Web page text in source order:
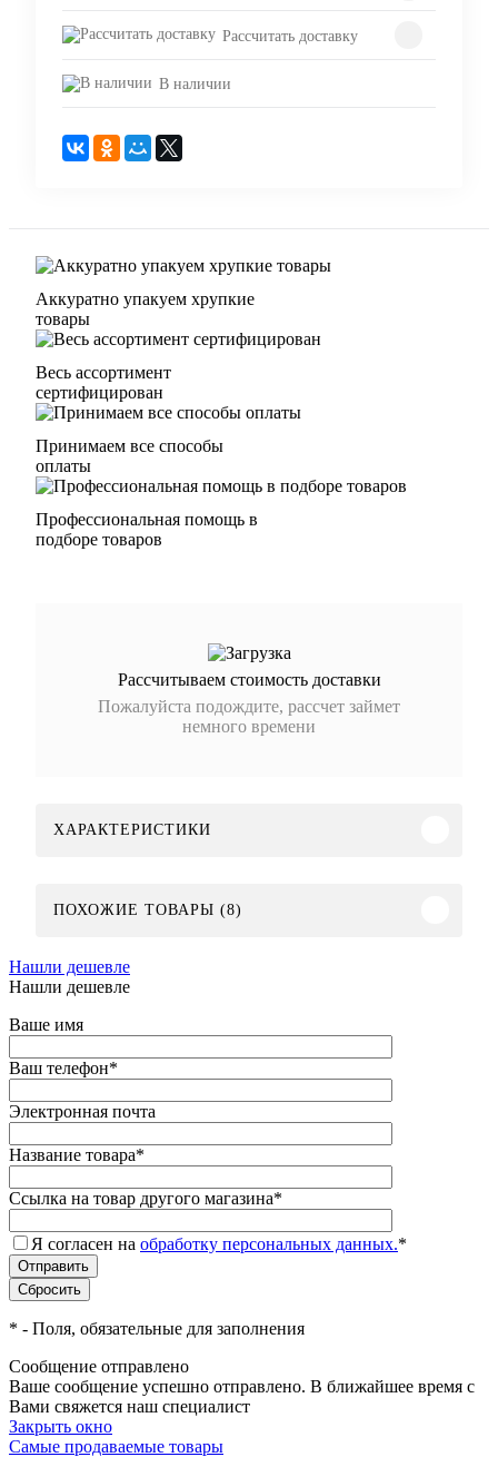
Рассчитать доставку
В наличии
Аккуратно упакуем хрупкие
товары
Весь ассортимент
сертифицирован
Принимаем все способы
оплаты
Профессиональная помощь в
подборе товаров
Рассчитываем стоимость доставки
Пожалуйста подождите, рассчет займет
немного времени
ХАРАКТЕРИСТИКИ
ПОХОЖИЕ ТОВАРЫ (8)
Нашли дешевле
Нашли дешевле
Ваше имя
Ваш телефон*
Электронная почта
Название товара*
Ссылка на товар другого магазина*
Я согласен на обработку персональных данных.*
* - Поля, обязательные для заполнения
Сообщение отправлено
Ваше сообщение успешно отправлено. В ближайшее время с
Вами свяжется наш специалист
Закрыть окно
Самые продаваемые товары